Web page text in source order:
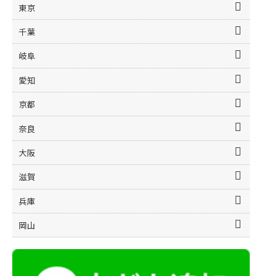
東京
千葉
岐阜
愛知
京都
奈良
大阪
滋賀
兵庫
岡山